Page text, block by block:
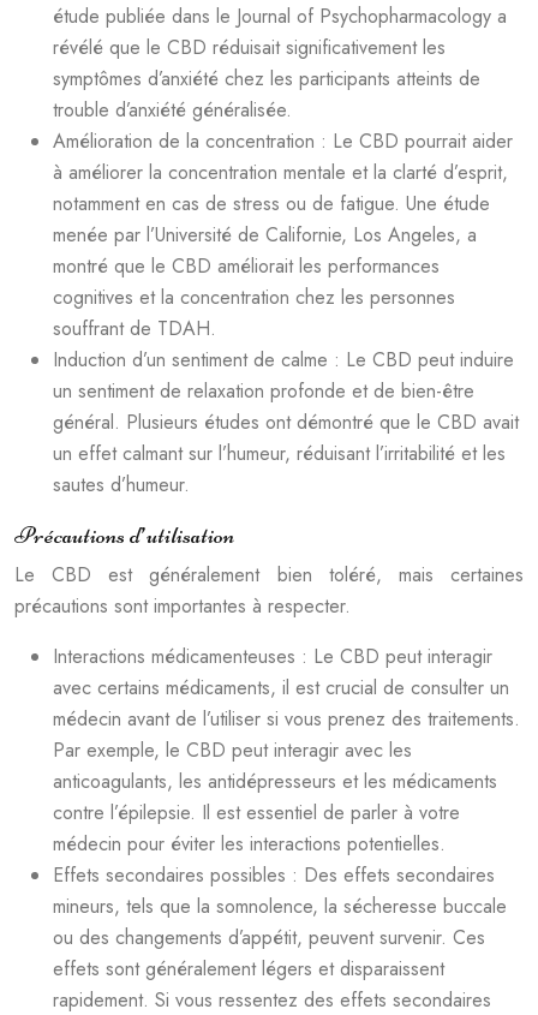
étude publiée dans le Journal of Psychopharmacology a
révélé que le CBD réduisait significativement les
symptômes d’anxiété chez les participants atteints de
trouble d’anxiété généralisée.
Amélioration de la concentration : Le CBD pourrait aider
à améliorer la concentration mentale et la clarté d’esprit,
notamment en cas de stress ou de fatigue. Une étude
menée par l’Université de Californie, Los Angeles, a
montré que le CBD améliorait les performances
cognitives et la concentration chez les personnes
souffrant de TDAH.
Induction d’un sentiment de calme : Le CBD peut induire
un sentiment de relaxation profonde et de bien-être
général. Plusieurs études ont démontré que le CBD avait
un effet calmant sur l’humeur, réduisant l’irritabilité et les
sautes d’humeur.
Précautions d’utilisation
Le CBD est généralement bien toléré, mais certaines
précautions sont importantes à respecter.
Interactions médicamenteuses : Le CBD peut interagir
avec certains médicaments, il est crucial de consulter un
médecin avant de l’utiliser si vous prenez des traitements.
Par exemple, le CBD peut interagir avec les
anticoagulants, les antidépresseurs et les médicaments
contre l’épilepsie. Il est essentiel de parler à votre
médecin pour éviter les interactions potentielles.
Effets secondaires possibles : Des effets secondaires
mineurs, tels que la somnolence, la sécheresse buccale
ou des changements d’appétit, peuvent survenir. Ces
effets sont généralement légers et disparaissent
rapidement. Si vous ressentez des effets secondaires